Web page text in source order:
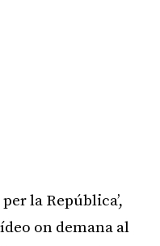
la República’,
on demana al